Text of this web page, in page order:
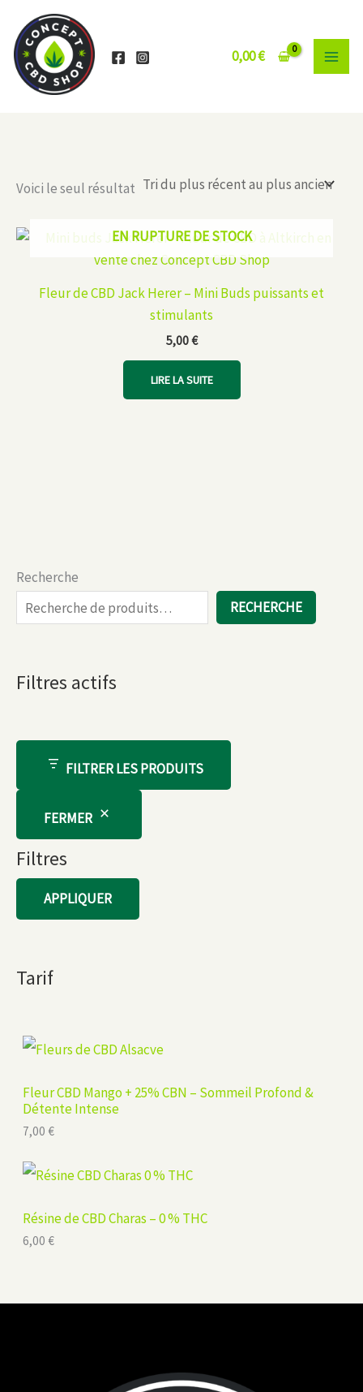
contenu
0,00€
Recherche
RECHERCHE
Filtres actifs
FILTRER LES PRODUITS
FERMER
Filtres
APPLIQUER
Tarif
Fleur CBD Mango + 25% CBN – Sommeil Profond &
Détente Intense
7,00 €
Résine de CBD Charas – 0 % THC
6,00 €
Voici le seul résultat
EN RUPTURE DE STOCK
Fleur de CBD Jack Herer – Mini Buds puissants et
stimulants
5,00€
LIRE LA SUITE